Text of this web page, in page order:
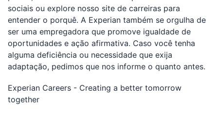
sociais ou explore nosso site de carreiras para
entender o porquê. A Experian também se orgulha de
ser uma empregadora que promove igualdade de
oportunidades e ação afirmativa. Caso você tenha
alguma deficiência ou necessidade que exija
adaptação, pedimos que nos informe o quanto antes.
Experian Careers - Creating a better tomorrow
together